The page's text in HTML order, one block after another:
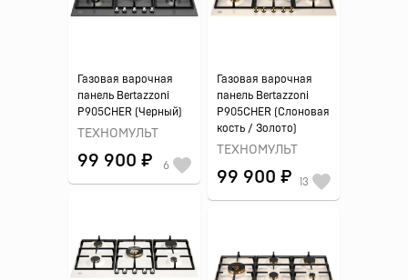
Газовая варочная
панель Bertazzoni
P905CHER (Черный)
ТЕХНОМУЛЬТ
99 900 ₽ 6
Газовая варочная
панель Bertazzoni
P905CHER (Слоновая
кость / Золото)
ТЕХНОМУЛЬТ
99 900 ₽ 13